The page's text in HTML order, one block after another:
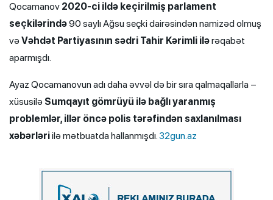
Qocamanov 2020-ci ildə keçirilmiş parlament
seçkilərində90 saylı Ağsu seçki dairəsindən namizəd olmuş
və Vəhdət Partiyasının sədri Tahir Kərimli ilərəqabət
aparmışdı.
Ayaz Qocamanovun adı daha əvvəl də bir sıra qalmaqallarla –
xüsusilə Sumqayıt gömrüyü ilə bağlı yaranmış
problemlər, illər öncə polis tərəfindən saxlanılması
xəbərləriilə mətbuatda hallanmışdı.32gun.az